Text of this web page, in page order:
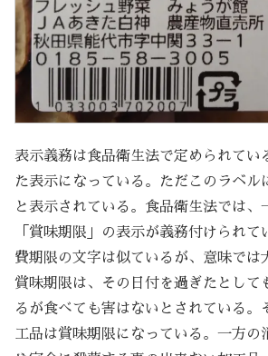
表示義務は食品衛生法で定められてい
た表示になっている。ただこのラベル
と表示されている。食品衛生法では、
「賞味期限」の表示が義務付けられて
費期限の文字は似ているが、意味では
賞味期限は、その日付を過ぎたとして
るが食べても害はないとされている。
工品は賞味期限になっている。一方の